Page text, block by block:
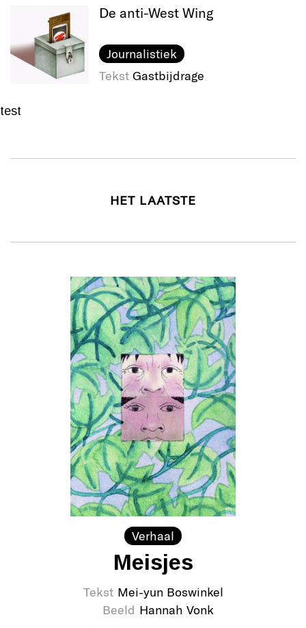
De anti-West Wing
Journalistiek
Tekst Gastbijdrage
test
HET LAATSTE
Verhaal
Meisjes
Tekst Mei-yun Boswinkel
Beeld Hannah Vonk